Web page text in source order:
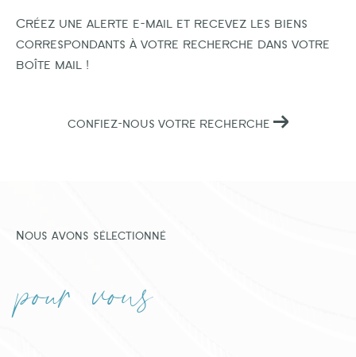
Créez une alerte e-mail et recevez les biens
correspondants à votre recherche dans votre
boîte mail !
CONFIEZ-NOUS VOTRE RECHERCHE
Nous avons sélectionné
pour vous